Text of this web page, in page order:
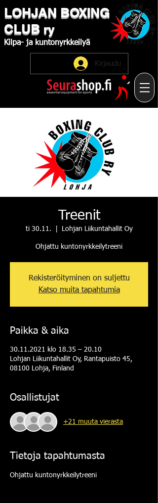
LOHJAN ​BOXING
CLUB ry
Kilpa- ja kuntonyrkkeilyä
Kirjaudu
Treenit
ti 30.11. Lohjan Liikuntahallit Oy
Ohjattu kuntonyrkkeilytreeni
Rekisteröityminen on suljettu
Katso muita tapahtumia
Paikka & aika
30.11.2021 klo 18.35 – 20.10
Lohjan Liikuntahallit Oy, Rantapuisto 45,
08100 Lohja, Finland
Osallistujat
+21 muuta vierasta
Tietoja tapahtumasta
Ohjattu kuntonyrkkeilytreeni